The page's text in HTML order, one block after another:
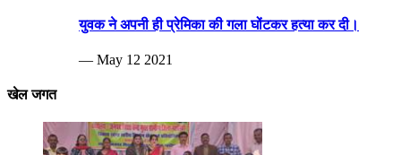
युवक ने अपनी ही प्रेमिका की गला घोंटकर हत्या कर दी।
— May 12 2021
खेल जगत